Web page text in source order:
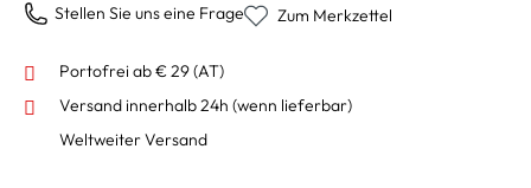
Stellen Sie uns eine Frage Zum Merkzettel
Portofrei ab € 29 (AT)
Versand innerhalb 24h (wenn lieferbar)
Weltweiter Versand